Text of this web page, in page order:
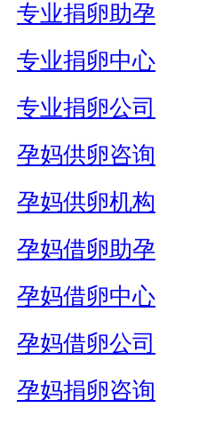
专业捐卵助孕
专业捐卵中心
专业捐卵公司
孕妈供卵咨询
孕妈供卵机构
孕妈借卵助孕
孕妈借卵中心
孕妈借卵公司
孕妈捐卵咨询